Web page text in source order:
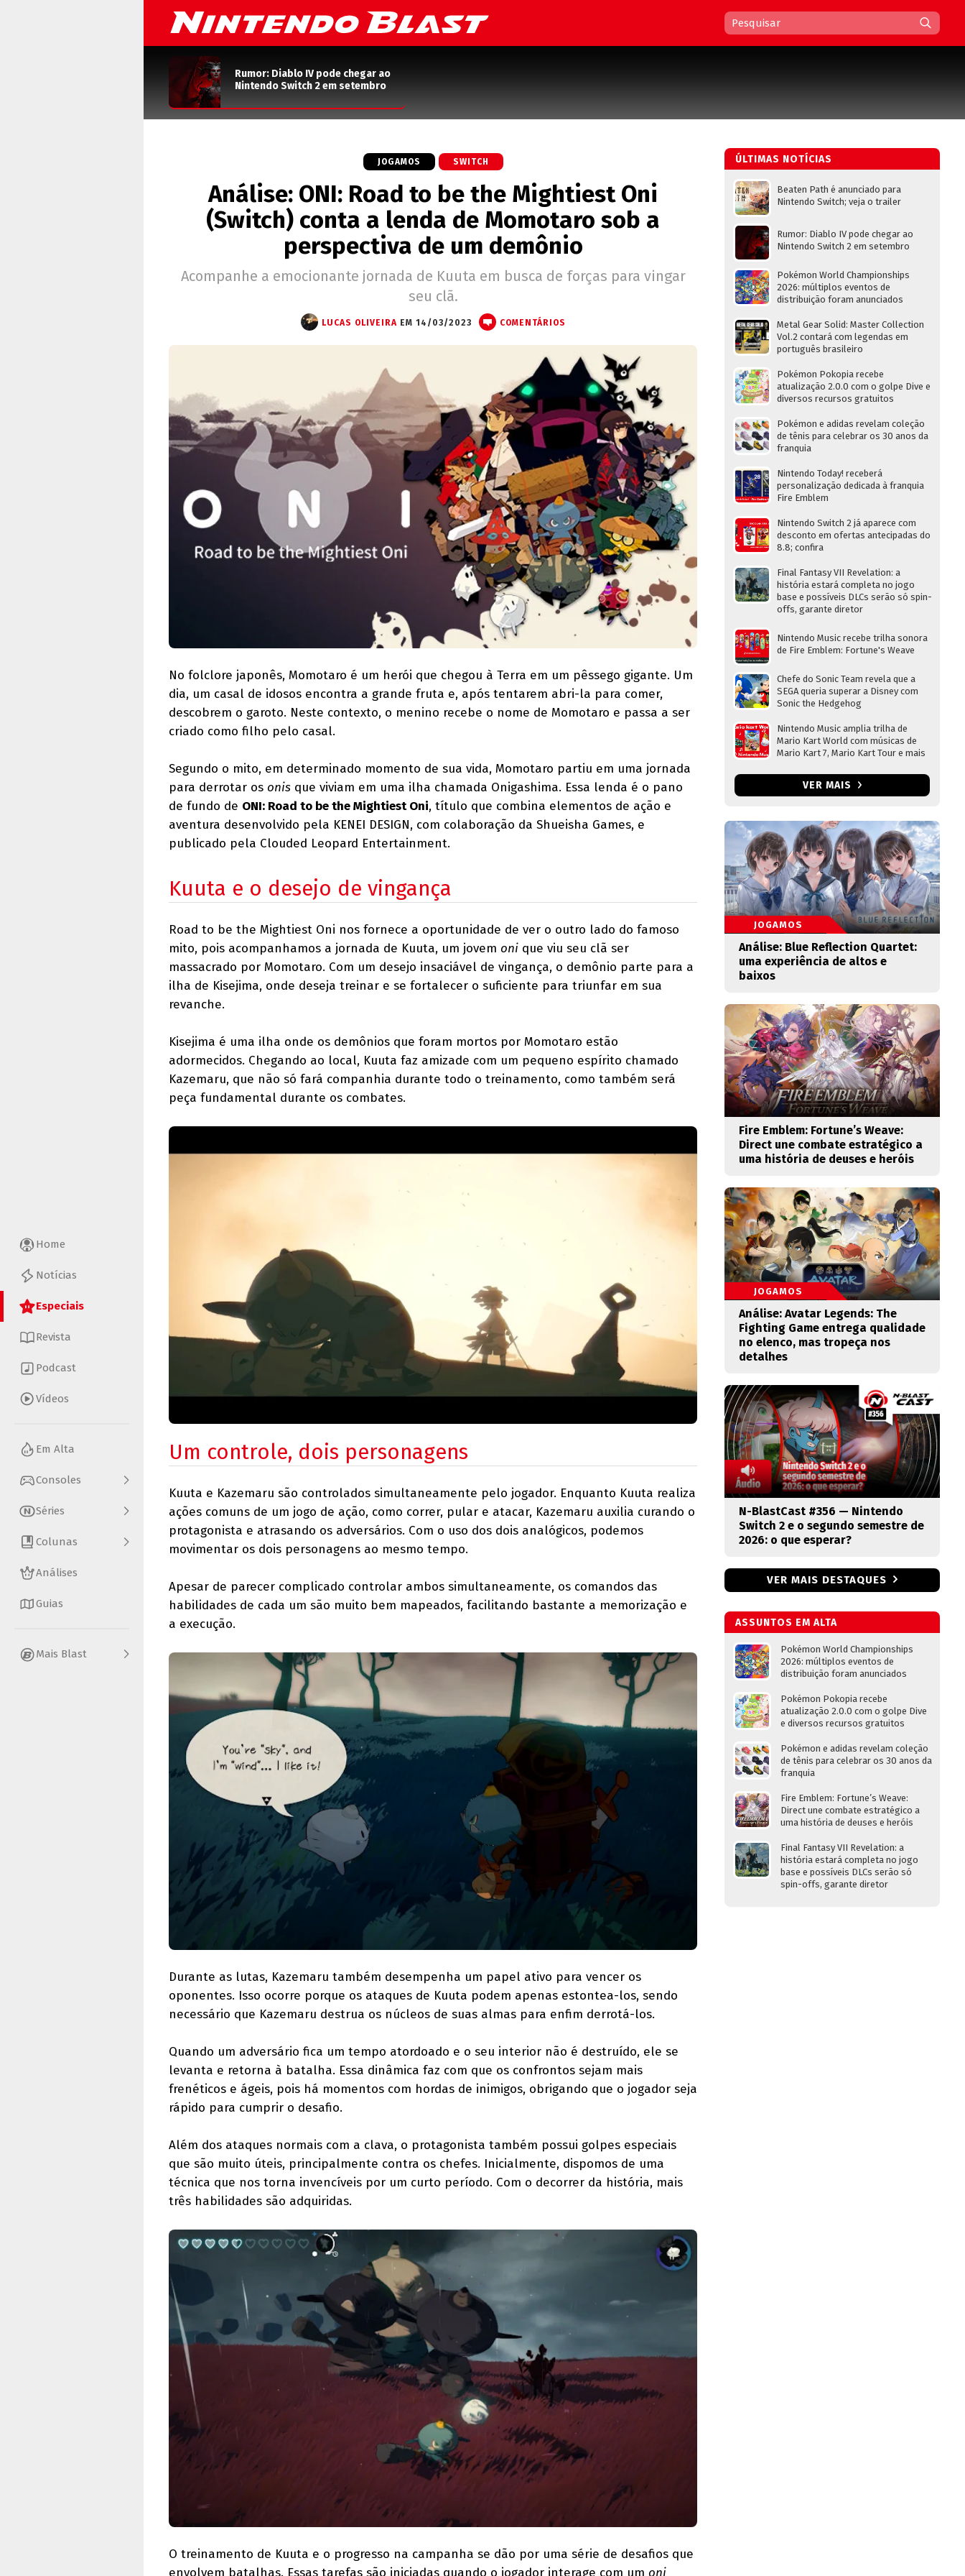
Home
Notícias
Especiais
Revista
Podcast
Vídeos
Em Alta
Consoles
Séries
Colunas
Análises
Guias
Mais Blast
Rumor: Diablo IV pode chegar ao
Nintendo Switch 2 em setembro
JOGAMOS SWITCH
Análise: ONI: Road to be the Mightiest Oni
(Switch) conta a lenda de Momotaro sob a
perspectiva de um demônio
Acompanhe a emocionante jornada de Kuuta em busca de forças para vingar
seu clã.
LUCAS OLIVEIRA EM 14/03/2023 COMENTÁRIOS
No folclore japonês, Momotaro é um herói que chegou à Terra em um pêssego gigante. Um
dia, um casal de idosos encontra a grande fruta e, após tentarem abri-la para comer,
descobrem o garoto. Neste contexto, o menino recebe o nome de Momotaro e passa a ser
criado como filho pelo casal.
Segundo o mito, em determinado momento de sua vida, Momotaro partiu em uma jornada
para derrotar os onis que viviam em uma ilha chamada Onigashima. Essa lenda é o pano
de fundo de ONI: Road to be the Mightiest Oni, título que combina elementos de ação e
aventura desenvolvido pela KENEI DESIGN, com colaboração da Shueisha Games, e
publicado pela Clouded Leopard Entertainment.
Kuuta e o desejo de vingança
Road to be the Mightiest Oni nos fornece a oportunidade de ver o outro lado do famoso
mito, pois acompanhamos a jornada de Kuuta, um jovem oni que viu seu clã ser
massacrado por Momotaro. Com um desejo insaciável de vingança, o demônio parte para a
ilha de Kisejima, onde deseja treinar e se fortalecer o suficiente para triunfar em sua
revanche.
Kisejima é uma ilha onde os demônios que foram mortos por Momotaro estão
adormecidos. Chegando ao local, Kuuta faz amizade com um pequeno espírito chamado
Kazemaru, que não só fará companhia durante todo o treinamento, como também será
peça fundamental durante os combates.
Um controle, dois personagens
Kuuta e Kazemaru são controlados simultaneamente pelo jogador. Enquanto Kuuta realiza
ações comuns de um jogo de ação, como correr, pular e atacar, Kazemaru auxilia curando o
protagonista e atrasando os adversários. Com o uso dos dois analógicos, podemos
movimentar os dois personagens ao mesmo tempo.
Apesar de parecer complicado controlar ambos simultaneamente, os comandos das
habilidades de cada um são muito bem mapeados, facilitando bastante a memorização e
a execução.
Durante as lutas, Kazemaru também desempenha um papel ativo para vencer os
oponentes. Isso ocorre porque os ataques de Kuuta podem apenas estontea-los, sendo
necessário que Kazemaru destrua os núcleos de suas almas para enfim derrotá-los.
Quando um adversário fica um tempo atordoado e o seu interior não é destruído, ele se
levanta e retorna à batalha. Essa dinâmica faz com que os confrontos sejam mais
frenéticos e ágeis, pois há momentos com hordas de inimigos, obrigando que o jogador seja
rápido para cumprir o desafio.
Além dos ataques normais com a clava, o protagonista também possui golpes especiais
que são muito úteis, principalmente contra os chefes. Inicialmente, dispomos de uma
técnica que nos torna invencíveis por um curto período. Com o decorrer da história, mais
três habilidades são adquiridas.
O treinamento de Kuuta e o progresso na campanha se dão por uma série de desafios que
envolvem batalhas. Essas tarefas são iniciadas quando o jogador interage com um oni
ÚLTIMAS NOTÍCIAS
Beaten Path é anunciado para
Nintendo Switch; veja o trailer
Rumor: Diablo IV pode chegar ao
Nintendo Switch 2 em setembro
Pokémon World Championships
2026: múltiplos eventos de
distribuição foram anunciados
Metal Gear Solid: Master Collection
Vol.2 contará com legendas em
português brasileiro
Pokémon Pokopia recebe
atualização 2.0.0 com o golpe Dive e
diversos recursos gratuitos
Pokémon e adidas revelam coleção
de tênis para celebrar os 30 anos da
franquia
Nintendo Today! receberá
personalização dedicada à franquia
Fire Emblem
Nintendo Switch 2 já aparece com
desconto em ofertas antecipadas do
8.8; confira
Final Fantasy VII Revelation: a
história estará completa no jogo
base e possíveis DLCs serão só spin-
offs, garante diretor
Nintendo Music recebe trilha sonora
de Fire Emblem: Fortune's Weave
Chefe do Sonic Team revela que a
SEGA queria superar a Disney com
Sonic the Hedgehog
Nintendo Music amplia trilha de
Mario Kart World com músicas de
Mario Kart 7, Mario Kart Tour e mais
VER MAIS
JOGAMOS
Análise: Blue Reflection Quartet:
uma experiência de altos e
baixos
Fire Emblem: Fortune’s Weave:
Direct une combate estratégico a
uma história de deuses e heróis
JOGAMOS
Análise: Avatar Legends: The
Fighting Game entrega qualidade
no elenco, mas tropeça nos
detalhes
N-BlastCast #356 — Nintendo
Switch 2 e o segundo semestre de
2026: o que esperar?
VER MAIS DESTAQUES
ASSUNTOS EM ALTA
Pokémon World Championships
2026: múltiplos eventos de
distribuição foram anunciados
Pokémon Pokopia recebe
atualização 2.0.0 com o golpe Dive
e diversos recursos gratuitos
Pokémon e adidas revelam coleção
de tênis para celebrar os 30 anos da
franquia
Fire Emblem: Fortune’s Weave:
Direct une combate estratégico a
uma história de deuses e heróis
Final Fantasy VII Revelation: a
história estará completa no jogo
base e possíveis DLCs serão só
spin-offs, garante diretor